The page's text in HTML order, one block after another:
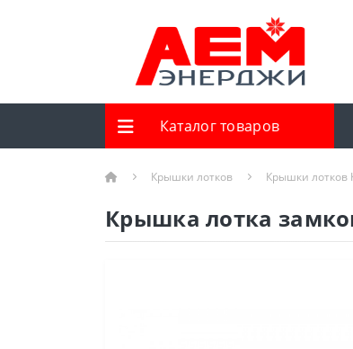
Каталог товаров
Крышки лотков Крышки лотков
Крышка лотка